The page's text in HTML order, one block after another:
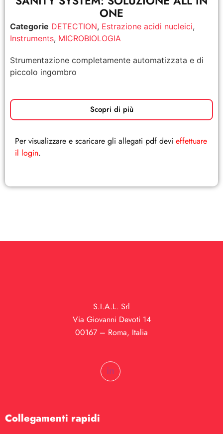
ONE
Categorie DETECTION, Estrazione acidi nucleici,
Instruments, MICROBIOLOGIA
Strumentazione completamente automatizzata e di
piccolo ingombro
Scopri di più
Per visualizzare e scaricare gli allegati pdf devi effettuare
il login.
S.I.A.L. Srl
Via Giovanni Devoti 14
00167 – Roma, Italia
Collegamenti rapidi